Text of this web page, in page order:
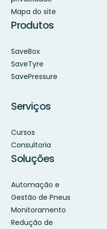
Mapa do site
Produtos
SaveBox
SaveTyre
SavePressure
Serviços
Cursos
Consultoria
Soluções
Automação e
Gestão de Pneus
Monitoramento
Redução de